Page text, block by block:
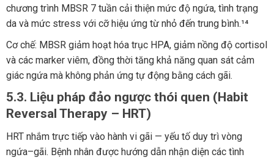
chương trình MBSR 7 tuần cải thiện mức độ ngứa, tình trạng
da và mức stress với cỡ hiệu ứng từ nhỏ đến trung bình.¹⁴
Cơ chế: MBSR giảm hoạt hóa trục HPA, giảm nồng độ cortisol
và các marker viêm, đồng thời tăng khả năng quan sát cảm
giác ngứa mà không phản ứng tự động bằng cách gãi.
5.3. Liệu pháp đảo ngược thói quen (Habit
Reversal Therapy – HRT)
HRT nhắm trực tiếp vào hành vi gãi — yếu tố duy trì vòng
ngứa–gãi. Bệnh nhân được hướng dẫn nhận diện các tình